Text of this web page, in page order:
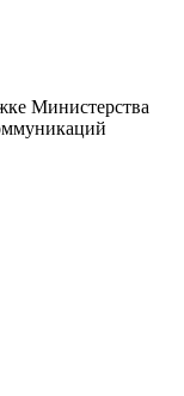
Министерства